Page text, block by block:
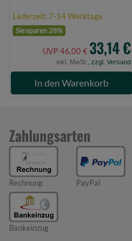
Lieferzeit: 7-14 Werktage
Sie sparen 28%
UVP 46,00 € 33,14 €
inkl. MwSt., zzgl. Versand
In den Warenkorb
Zahlungsarten
Rechnung PayPal
Bankeinzug